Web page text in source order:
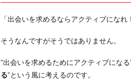
「出会いを求めるならアクティブにな
そうなんですがそうではありません。
”出会いを求めるためにアクティブになる
る”という風に考えるのです。